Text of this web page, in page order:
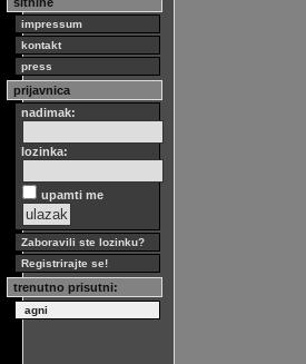
impressum
kontakt
press
prijavnica
nadimak:
lozinka:
upamti me
Zaboravili ste lozinku?
Registrirajte se!
trenutno prisutni:
agni